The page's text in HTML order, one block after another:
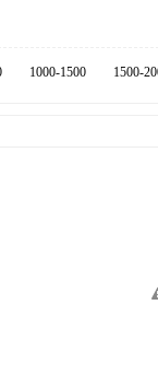
1000-1500 1500-